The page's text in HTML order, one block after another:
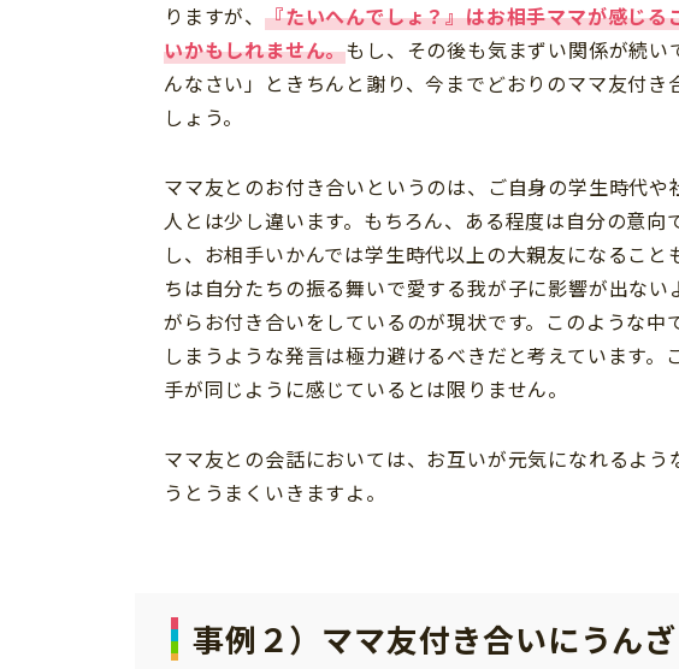
りますが、 『たいへんでしょ？』はお相手ママが感じ
いかもしれません。もし、その後も気まずい関係が続
んなさい」ときちんと謝り、今までどおりのママ友付
しょう。
ママ友とのお付き合いというのは、ご自身の学生時代
人とは少し違います。もちろん、ある程度は自分の意
し、お相手いかんでは学生時代以上の大親友になるこ
ちは自分たちの振る舞いで愛する我が子に影響が出な
がらお付き合いをしているのが現状です。このような中
しまうような発言は極力避けるべきだと考えています
手が同じように感じているとは限りません。
ママ友との会話においては、お互いが元気になれるよ
うとうまくいきますよ。
事例２） ママ友付き合いにうんざ